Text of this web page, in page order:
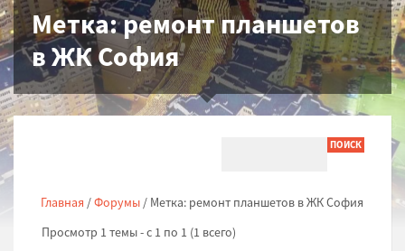
Метка:ремонт планшетов
в ЖК София
Главная /Форумы / Метка: ремонт планшетов в ЖК София
Просмотр 1 темы - с 1 по 1 (1 всего)